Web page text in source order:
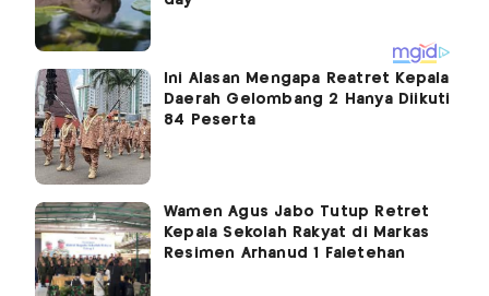
Ini Alasan Mengapa Reatret Kepala
Daerah Gelombang 2 Hanya Diikuti
84 Peserta
Wamen Agus Jabo Tutup Retret
Kepala Sekolah Rakyat di Markas
Resimen Arhanud 1 Faletehan